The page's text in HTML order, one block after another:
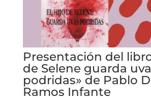
Presentación del
de Selene guarda
podridas» de Pablo
Ramos Infante